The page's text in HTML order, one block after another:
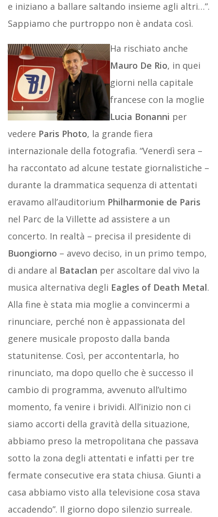
e iniziano a ballare saltando insieme agli altri…”.
Sappiamo che purtroppo non è andata così.
Ha rischiato anche
Mauro De Rio, in quei
giorni nella capitale
francese con la moglie
Lucia Bonanni per
vedere Paris Photo, la grande fiera
internazionale della fotografia. “Venerdì sera –
ha raccontato ad alcune testate giornalistiche –
durante la drammatica sequenza di attentati
eravamo all’auditorium Philharmonie de Paris
nel Parc de la Villette ad assistere a un
concerto. In realtà – precisa il presidente di
Buongiorno – avevo deciso, in un primo tempo,
di andare al Bataclan per ascoltare dal vivo la
musica alternativa degli Eagles of Death Metal.
Alla fine è stata mia moglie a convincermi a
rinunciare, perché non è appassionata del
genere musicale proposto dalla banda
statunitense. Così, per accontentarla, ho
rinunciato, ma dopo quello che è successo il
cambio di programma, avvenuto all’ultimo
momento, fa venire i brividi. All’inizio non ci
siamo accorti della gravità della situazione,
abbiamo preso la metropolitana che passava
sotto la zona degli attentati e infatti per tre
fermate consecutive era stata chiusa. Giunti a
casa abbiamo visto alla televisione cosa stava
accadendo”. Il giorno dopo silenzio surreale.